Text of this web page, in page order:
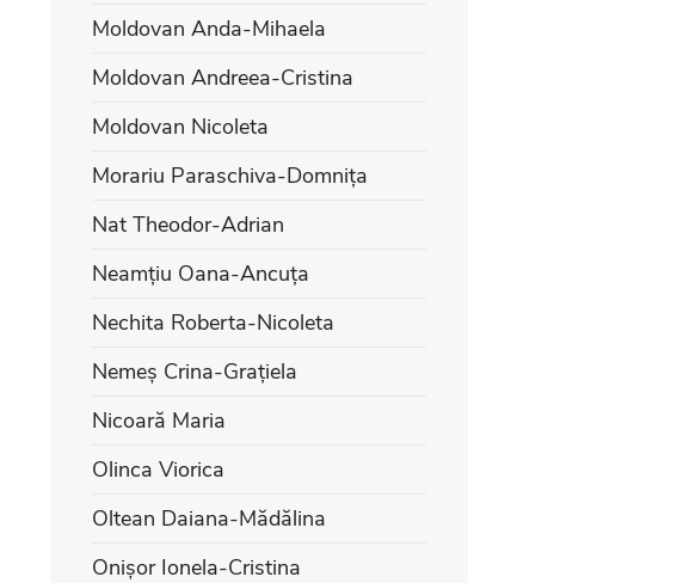
Moldovan Anda-Mihaela
Moldovan Andreea-Cristina
Moldovan Nicoleta
Morariu Paraschiva-Domnița
Nat Theodor-Adrian
Neamțiu Oana-Ancuța
Nechita Roberta-Nicoleta
Nemeș Crina-Grațiela
Nicoară Maria
Olinca Viorica
Oltean Daiana-Mădălina
Onișor Ionela-Cristina